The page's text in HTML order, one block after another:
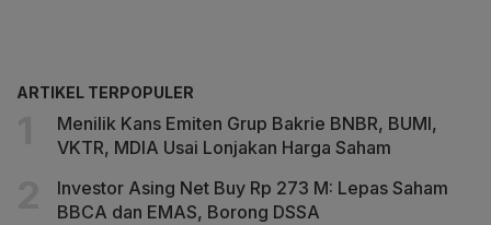
ARTIKEL TERPOPULER
Menilik Kans Emiten Grup Bakrie BNBR, BUMI,
VKTR, MDIA Usai Lonjakan Harga Saham
Investor Asing Net Buy Rp 273 M: Lepas Saham
BBCA dan EMAS, Borong DSSA